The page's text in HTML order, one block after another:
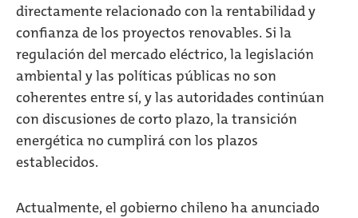
directamente relacionado con la rentabilidad y
confianza de los proyectos renovables. Si la
regulación del mercado eléctrico, la legislación
ambiental y las políticas públicas no son
coherentes entre sí, y las autoridades continúan
con discusiones de corto plazo, la transición
energética no cumplirá con los plazos
establecidos.
Actualmente, el gobierno chileno ha anunciado